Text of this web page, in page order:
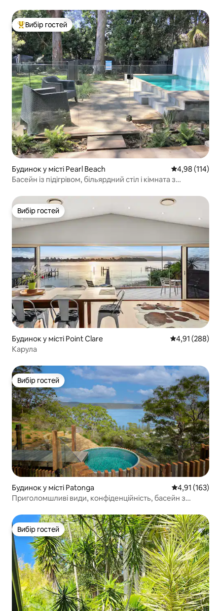
Топ вибір гостей
Вибір гостей
Будинок у місті Pearl Beach Середня
4,98 (114)
Басейн із підігрівом, більярдний стіл і кімната з
Вибір гостей
Вибір гостей
Будинок у місті Point Clare Середня
4,91 (288)
Карула
Вибір гостей
Вибір гостей
Будинок у місті Patonga Середня
4,91 (163)
Приголомшливі види, конфіденційність, басейн з
Вибір гостей
Вибір гостей